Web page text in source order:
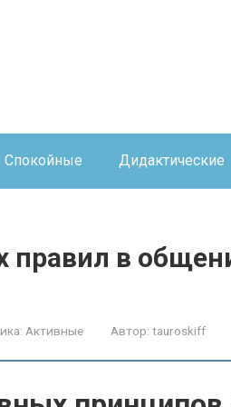
Спокойные Дидактические
правил в
Активные Автор: tauroskiff